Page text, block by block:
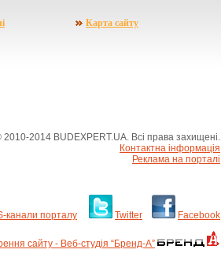
Карта сайту
2010-2014 BUDEXPERT.UA. Всі права захищені.
Контактна інформація
Реклама на порталі
канали порталу Twitter Facebook
сайту - Веб-студія “Бренд-А”